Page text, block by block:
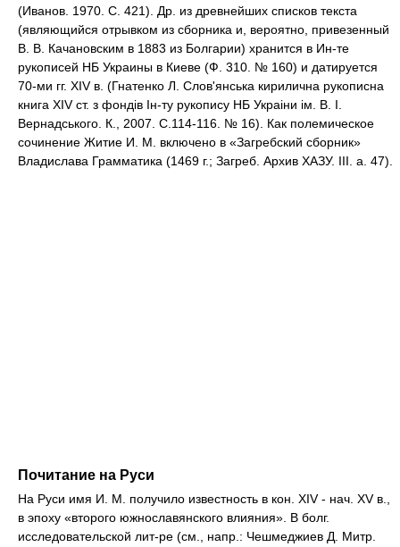
(Иванов. 1970. С. 421). Др. из древнейших списков текста
(являющийся отрывком из сборника и, вероятно, привезенный
В. В. Качановским в 1883 из Болгарии) хранится в Ин-те
рукописей НБ Украины в Киеве (Ф. 310. № 160) и датируется
70-ми гг. XIV в. (Гнатенко Л. Слов'янська кирилична рукописна
книга XIV ст. з фондiв Iн-ту рукопису НБ Украiни iм. В. I.
Вернадського. К., 2007. С.114-116. № 16). Как полемическое
сочинение Житие И. М. включено в «Загребский сборник»
Владислава Грамматика (1469 г.; Загреб. Архив ХАЗУ. III. a. 47).
Почитание на Руси
На Руси имя И. М. получило известность в кон. XIV - нач. XV в.,
в эпоху «второго южнославянского влияния». В болг.
исследовательской лит-ре (см., напр.: Чешмеджиев Д. Митр.